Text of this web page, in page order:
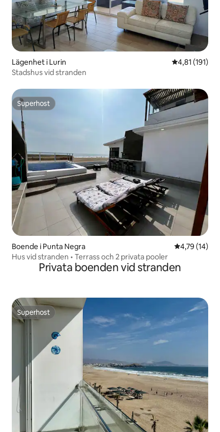
Lägenhet i Lurin 4,81 av 5 i
4,81 (191)
Stadshus vid stranden
Superhost
Superhost
Boende i Punta Negra 4,79 av 5 i
4,79 (14)
Hus vid stranden • Terrass och 2 privata pooler
Privata boenden vid stranden
Superhost
Superhost